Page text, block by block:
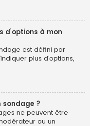
d’options à mon
est défini par
plus d’options,
sondage ?
ne peuvent être
ou un